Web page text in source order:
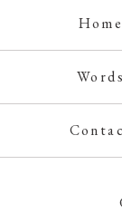
Home
Words